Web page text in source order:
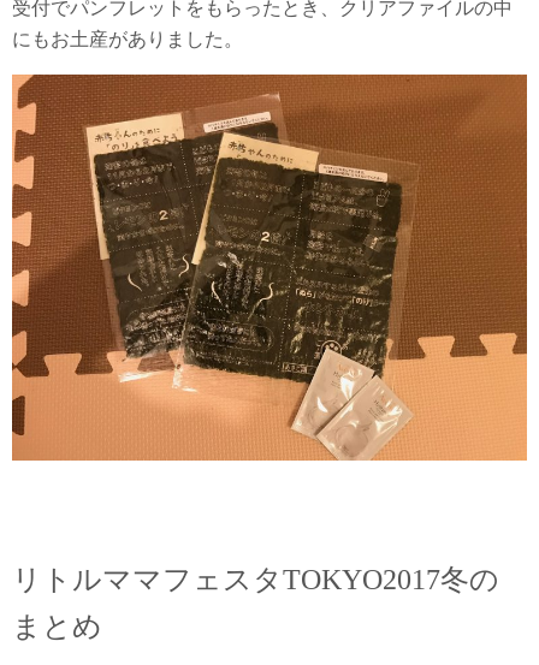
受付でパンフレットをもらったとき、クリアファイルの中
にもお土産がありました。
リトルママフェスタTOKYO2017冬の
まとめ